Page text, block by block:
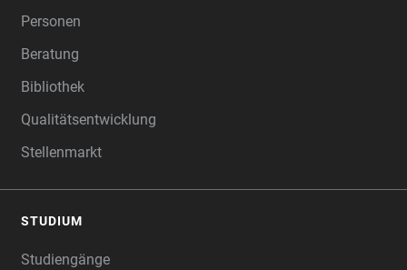
Personen
Beratung
Bibliothek
Qualitätsentwicklung
Stellenmarkt
STUDIUM
Studiengänge